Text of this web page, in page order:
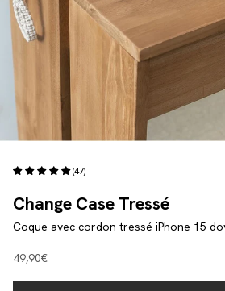
(47)
Change Case Tressé
Coque avec cordon tressé iPhone 15
Angebot
49,90€